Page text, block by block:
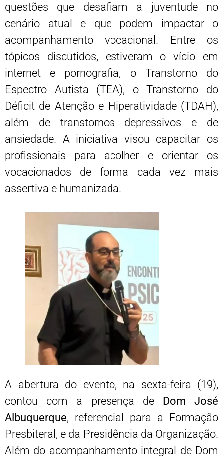
questões que desafiam a juventude no
cenário atual e que podem impactar o
acompanhamento vocacional. Entre os
tópicos discutidos, estiveram o vício em
internet e pornografia, o Transtorno do
Espectro Autista (TEA), o Transtorno do
Déficit de Atenção e Hiperatividade (TDAH),
além de transtornos depressivos e de
ansiedade. A iniciativa visou capacitar os
profissionais para acolher e orientar os
vocacionados de forma cada vez mais
assertiva e humanizada.
A abertura do evento, na sexta-feira (19),
contou com a presença de Dom José
Albuquerque, referencial para a Formação
Presbiteral, e da Presidência da Organização.
Além do acompanhamento integral de Dom